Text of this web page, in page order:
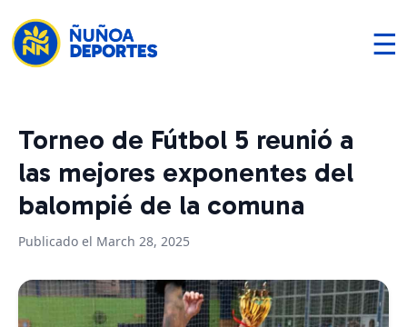
☰
Torneo de Fútbol 5 reunió a
las mejores exponentes del
balompié de la comuna
Publicado el March 28, 2025